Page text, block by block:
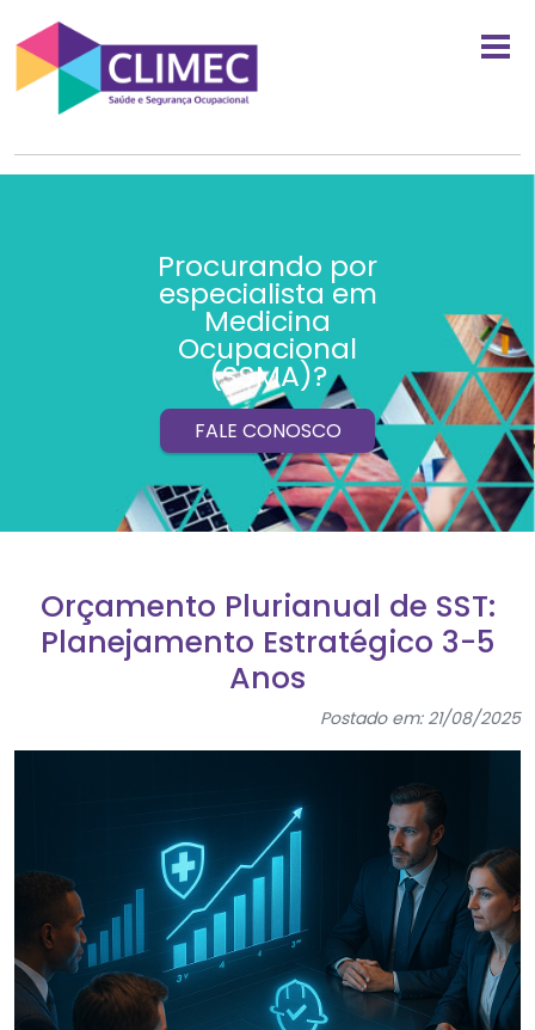
Procurando por
especialista em
Medicina
Ocupacional
(SSMA)?
FALE CONOSCO
Orçamento Plurianual de SST:
Planejamento Estratégico 3-5
Anos
Postado em: 21/08/2025